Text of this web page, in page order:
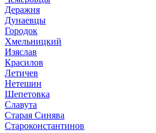
Деражня
Дунаевцы
Городок
Хмельницкий
Изяслав
Красилов
Летичев
Нетешин
Шепетовка
Славута
Старая Синява
Староконстантинов